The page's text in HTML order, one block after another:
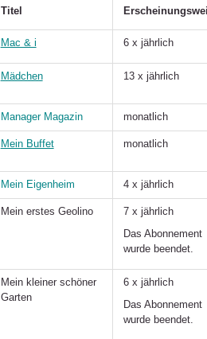
Titel
Mac & i 6 x jährlich
Mädchen 13 x jährlich
Manager Magazin monatlich
Mein Buffet monatlich
Mein Eigenheim 4 x jährlich
Mein erstes Geolino
7 x jährlich
Das Abonnement
wurde beendet.
Mein kleiner schöner
Garten
6 x jährlich
Das Abonnement
wurde beendet.